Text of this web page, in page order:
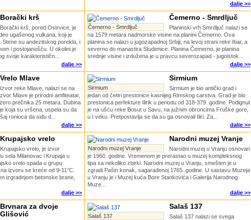
dalje >>
Borački krš
Borački krš, pored Ostrvice, je
ugašenog vulkana, koji je
Stene su andezitskog porekla, i
i postojanošću. U okolini je
svoje karakterističn...
dalje >>
Čemerno - Smrdljuč
Čemerno - Smrdljuč
Planinski vrh Smrdljuč nalazi se
na 1579 metara nadmorske visine na planini Čemerno. Ova
planina se nalazi u jugozapadnoj Srbiji, na levoj strani reke Ibar, a
severno do manastira Studenice. Planina Čemerno, je planina
srednje visine i izdužena je u pravcu severozapad - jugoistok...
dalje >>
Vrelo Mlave
Izvor reke Mlave, nalazi se na
Mlave je prirodni amfiteatar,
prečnika 25 metara. Dubina
koja su vršena, uspela su da
ronioca da siđu d...
dalje >>
Sirmium
Sirmium
Sirmium je bio antički grad i
jedan od četiri prestonice kasnijeg Rimskog carstva. Grad je bio
prestonica perfekture Ilirik u periodu od 318-379. godine. Podignut
je na ušću reke Bosut u Savu, na južnim obroncima Fruške gore,
u I veku. Pretpostavlja se da su ga osnovali Iliri. Za...
dalje >>
Krupajsko vrelo
Krupajsko vrelo, je izvor
sela Milanovac i Krupaja u
vrelo spada u grupu
izvoru se kreće od 9-11°C.
izgradnjom betonske brane,
dalje >>
Narodni muzej Vranje
Narodni muzej Vranje
Narodni muzej u Vranju osnovan
je 1960. godine. Vremenom je prerastao u muzej kompleksnog
tipa sa nekoliko zbirki. Narodni muzej u Vranju, smešten je u
zgradi Pašin konak, sagarađenoj 1765. godine. U sastavu Muzeja
u Vranju je i Muzej kuća Bore Stankovića i Galerija Narodnog
Muze...
dalje >>
Brvnara za dvoje
Glišović
Salaš 137
Salaš 137
Salaš 137 nalazi se svega